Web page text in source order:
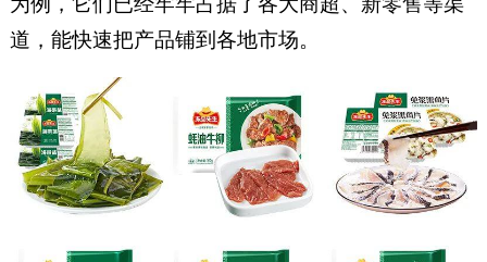
道，能快速把产品铺到各地市场。